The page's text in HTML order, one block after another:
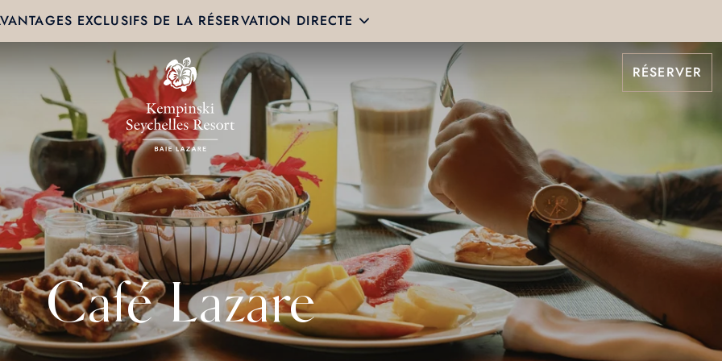
EXCLUSIFS DE LA RÉSERVATION DIRECTE
RÉSERVER
Café Lazare